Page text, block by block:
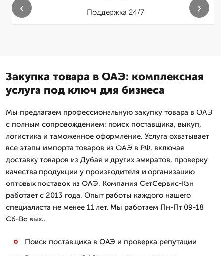
Поддержка 24/7
‹ ›
Закупка товара в ОАЭ: комплексная
услуга под ключ для бизнеса
Мы предлагаем профессиональную закупку товара в ОАЭ
с полным сопровождением: поиск поставщика, выкуп,
логистика и таможенное оформление. Услуга охватывает
все этапы импорта товаров из ОАЭ в РФ, включая
доставку товаров из Дубая и других эмиратов, проверку
качества продукции у производителя и организацию
оптовых поставок из ОАЭ. Компания СетСервис-Кзн
работает с 2013 года. Опыт работы каждого нашего
специалиста не менее 11 лет. Мы работаем Пн-Пт 09-18
Сб-Вс вых..
Поиск поставщика в ОАЭ и проверка репутации